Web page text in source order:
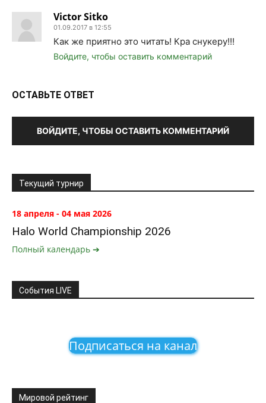
Victor Sitko
01.09.2017 в 12:55
Как же приятно это читать! Кра снукеру!!!
Войдите, чтобы оставить комментарий
ОСТАВЬТЕ ОТВЕТ
ВОЙДИТЕ, ЧТОБЫ ОСТАВИТЬ КОММЕНТАРИЙ
Текущий турнир
18 апреля - 04 мая 2026
Halo World Championship 2026
Полный календарь ➔
События LIVE
Подписаться на канал
Мировой рейтинг